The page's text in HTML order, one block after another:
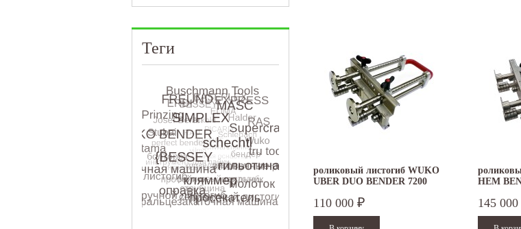
Теги
роликовый листогиб WUKO
UBER DUO BENDER 7200
110 000 ₽
HEM
145 000